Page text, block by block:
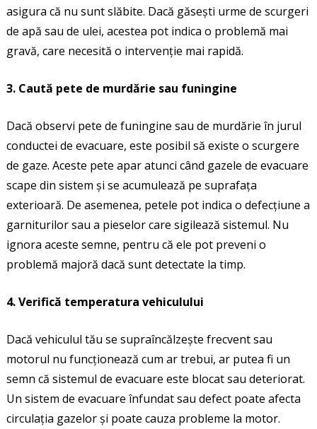
asigura că nu sunt slăbite. Dacă găsești urme de scurgeri
de apă sau de ulei, acestea pot indica o problemă mai
gravă, care necesită o intervenție mai rapidă.
3. Caută pete de murdărie sau funingine
Dacă observi pete de funingine sau de murdărie în jurul
conductei de evacuare, este posibil să existe o scurgere
de gaze. Aceste pete apar atunci când gazele de evacuare
scape din sistem și se acumulează pe suprafața
exterioară. De asemenea, petele pot indica o defecțiune a
garniturilor sau a pieselor care sigilează sistemul. Nu
ignora aceste semne, pentru că ele pot preveni o
problemă majoră dacă sunt detectate la timp.
4. Verifică temperatura vehiculului
Dacă vehiculul tău se supraîncălzește frecvent sau
motorul nu funcționează cum ar trebui, ar putea fi un
semn că sistemul de evacuare este blocat sau deteriorat.
Un sistem de evacuare înfundat sau defect poate afecta
circulația gazelor și poate cauza probleme la motor.